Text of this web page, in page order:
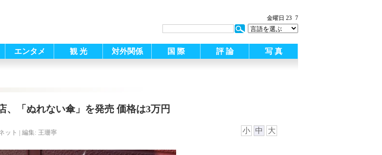
金曜日 23 7
エンタメ 観 光 対外関係 国 際 評 論 写 真
、「ぬれない傘」を発売 価格は3万円
ット | 編集: 王珊寧 小 中 大